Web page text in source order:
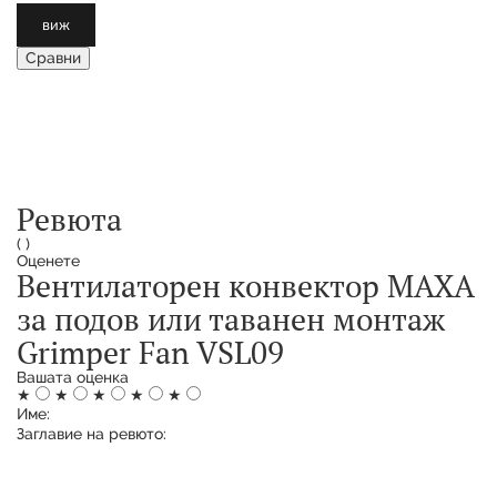
виж
Сравни
Ревюта
( )
Оценете
Вентилаторен конвектор MAXA
за подов или таванен монтаж
Grimper Fan VSL09
Вашата оценка
★
★ ★ ★
★
Име:
Заглавие на ревюто: